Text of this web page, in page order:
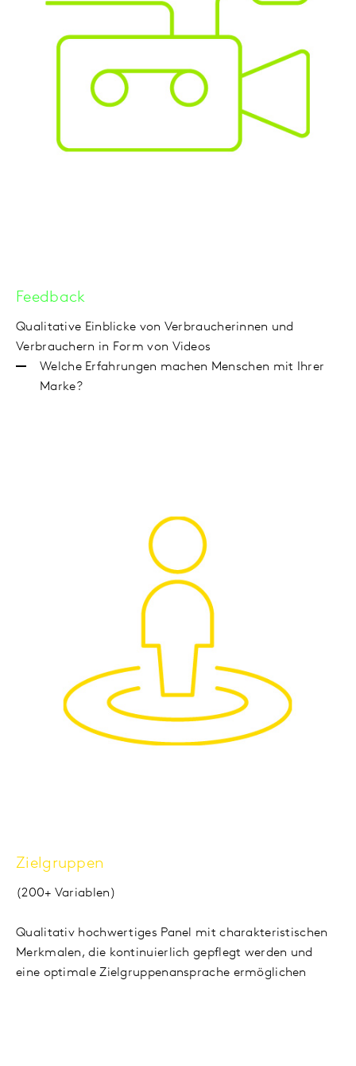
Feedback
Qualitative Einblicke von Verbraucherinnen und
Verbrauchern in Form von Videos
Welche Erfahrungen machen Menschen mit Ihrer
Marke?
Zielgruppen
(200+ Variablen)
Qualitativ hochwertiges Panel mit charakteristischen
Merkmalen, die kontinuierlich gepflegt werden und
eine optimale Zielgruppenansprache ermöglichen